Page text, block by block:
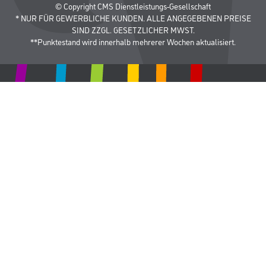
© Copyright CMS Dienstleistungs-Gesellschaft
* NUR FÜR GEWERBLICHE KUNDEN. ALLE ANGEGEBENEN PREISE
SIND ZZGL. GESETZLICHER MWST.
**Punktestand wird innerhalb mehrerer Wochen aktualisiert.